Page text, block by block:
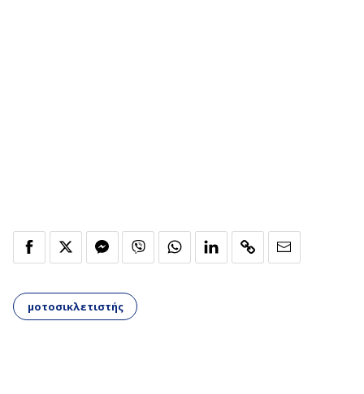
μοτοσικλετιστής